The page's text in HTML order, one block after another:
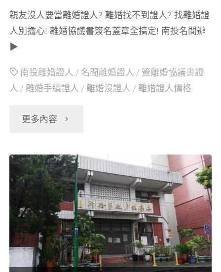
書
證
簽
名
章"
親友沒人要當離婚證人? 離婚找不到證人? 找離婚證
人別擔心! 離婚協議書簽名蓋章全搞定! 南投名間辦
▶
南投離婚證人 / 名間離婚證人 / 簽離婚協議書證
人 / 離婚手續證人 / 離婚沒證人 / 離婚證人價格
更多內容 "南
名
間
離
婚